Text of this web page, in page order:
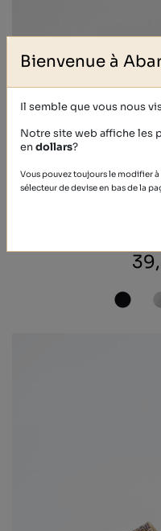
Bienvenue à
Il semble que vous nous
Notre site web affiche les
endollars?
Vous pouvez toujours le modifier
sélecteur de devise en bas de la